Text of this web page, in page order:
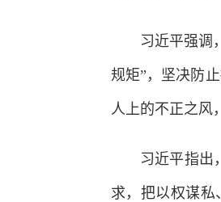
习近平强调，
规矩”，坚决防
人上的不正之风
习近平指出，
求，把以权谋